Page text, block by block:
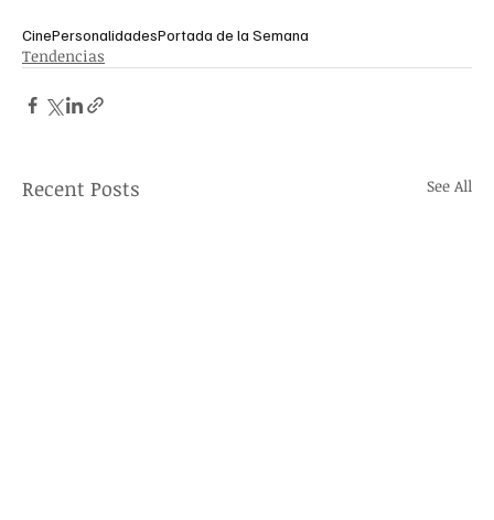
CinePersonalidadesPortada de la Semana
Tendencias
Recent Posts See All